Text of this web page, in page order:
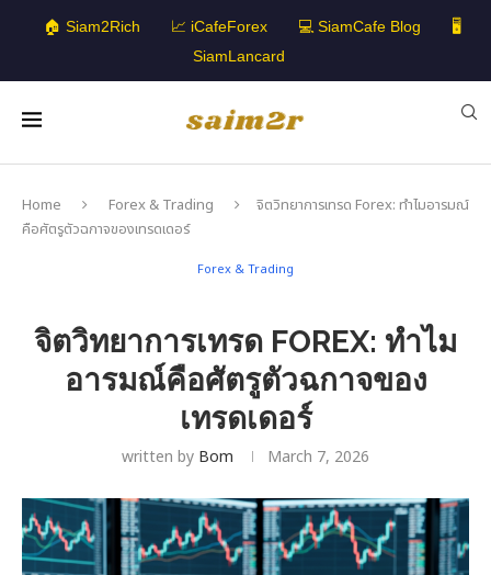
🏠 Siam2Rich 📈 iCafeForex 💻 SiamCafe Blog
🖥️
SiamLancard
Home Forex & Trading
จิตวิทยาการเทรด Forex: ทำไมอารมณ์
คือศัตรูตัวฉกาจของเทรดเดอร์
Forex & Trading
จิตวิทยาการเทรด FOREX: ทำไม
อารมณ์คือศัตรูตัวฉกาจของ
เทรดเดอร์
written by Bom March 7, 2026